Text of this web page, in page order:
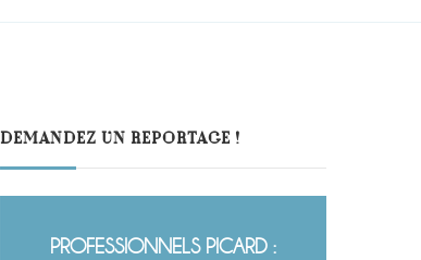
DEMANDEZ UN REPORTAGE !
PROFESSIONNELS PICARD :